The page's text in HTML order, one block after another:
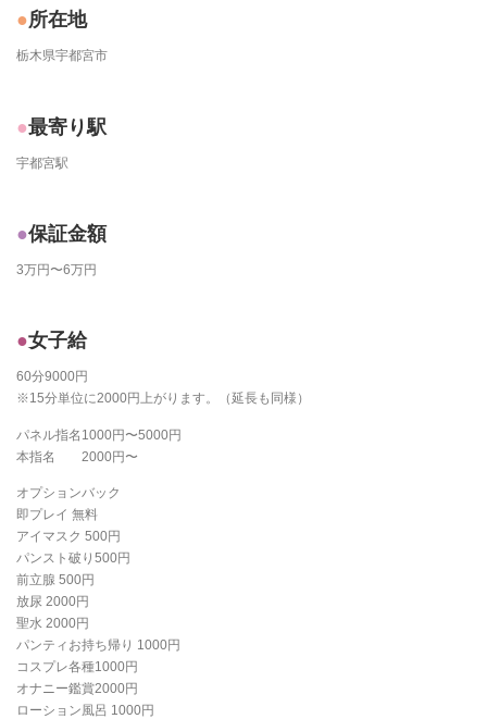
所在地
栃木県宇都宮市
最寄り駅
宇都宮駅
保証金額
3万円〜6万円
女子給
60分9000円
※15分単位に2000円上がります。（延長も同様）
パネル指名1000円〜5000円
本指名 2000円〜
オプションバック
即プレイ 無料
アイマスク 500円
パンスト破り500円
前立腺 500円
放尿 2000円
聖水 2000円
パンティお持ち帰り 1000円
コスプレ各種1000円
オナニー鑑賞2000円
ローション風呂 1000円